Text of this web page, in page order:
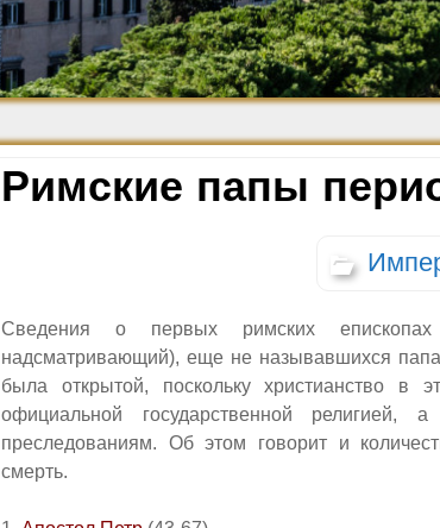
Средневековье
Возрождение и
Барокко
Римские папы
Сведения о первых римских
надсматривающий), еще не называвшихся
была открытой, поскольку христианство в
официальной государственной религией,
преследованиям. Об этом говорит и
смерть.